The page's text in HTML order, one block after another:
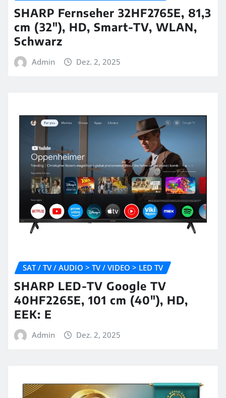
SHARP Fernseher 32HF2765E, 81,3
cm (32″), HD, Smart-TV, WLAN,
Schwarz
Admin Dez. 2, 2025
SAT / TV / AUDIO > TV / VIDEO > LED TV
SHARP LED-TV Google TV
40HF2265E, 101 cm (40″), HD,
EEK: E
Admin Dez. 2, 2025